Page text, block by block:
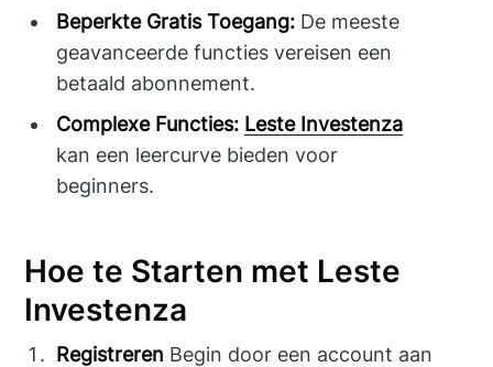
Beperkte Gratis Toegang: De meeste
geavanceerde functies vereisen een
betaald abonnement.
Complexe Functies: Leste Investenza
kan een leercurve bieden voor
beginners.
Hoe te Starten met Leste
Investenza
Registreren Begin door een account aan